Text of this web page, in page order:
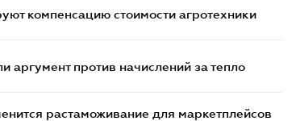
компенсацию стоимости агротехники
против начислений за тепло
растаможивание для маркетплейсов